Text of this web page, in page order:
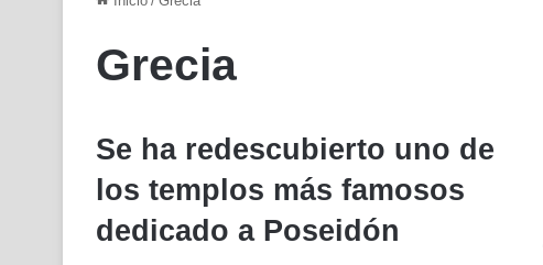
Grecia
Se ha redescubierto uno de
los templos más famosos
dedicado a Poseidón